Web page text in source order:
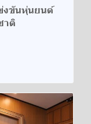
งขันหุ่นยนต์
าติ